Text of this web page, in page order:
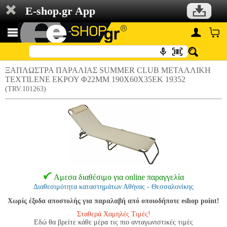
E-shop.gr App
ΞΑΠΛΩΣΤΡΑ ΠΑΡΑΛΙΑΣ SUMMER CLUB ΜΕΤΑΛΛΙΚΗ
TEXTILENE ΕΚΡΟΥ Φ22ΜΜ 190Χ60Χ35ΕΚ 19352
(TRV.101263)
Αμεσα διαθέσιμο για online παραγγελία
Διαθεσιμότητα καταστημάτων Αθήνας - Θεσσαλονίκης
Χωρίς έξοδα αποστολής για παραλαβή από οποιοδήποτε eshop point!
Σταθερά Χαμηλές Τιμές!
Εδώ θα βρείτε κάθε μέρα τις πιο ανταγωνιστικές τιμές